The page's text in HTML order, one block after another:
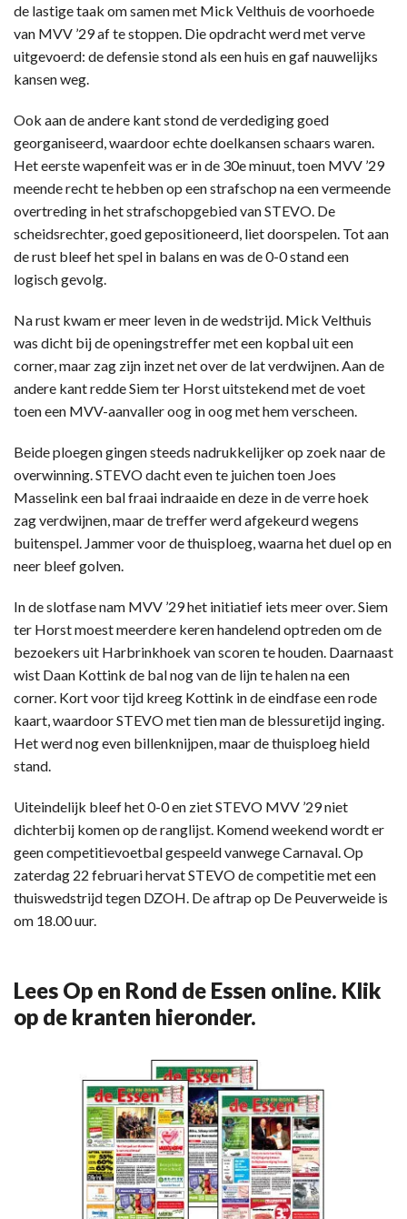
de lastige taak om samen met Mick Velthuis de voorhoede
van MVV ’29 af te stoppen. Die opdracht werd met verve
uitgevoerd: de defensie stond als een huis en gaf nauwelijks
kansen weg.
Ook aan de andere kant stond de verdediging goed
georganiseerd, waardoor echte doelkansen schaars waren.
Het eerste wapenfeit was er in de 30e minuut, toen MVV ’29
meende recht te hebben op een strafschop na een vermeende
overtreding in het strafschopgebied van STEVO. De
scheidsrechter, goed gepositioneerd, liet doorspelen. Tot aan
de rust bleef het spel in balans en was de 0-0 stand een
logisch gevolg.
Na rust kwam er meer leven in de wedstrijd. Mick Velthuis
was dicht bij de openingstreffer met een kopbal uit een
corner, maar zag zijn inzet net over de lat verdwijnen. Aan de
andere kant redde Siem ter Horst uitstekend met de voet
toen een MVV-aanvaller oog in oog met hem verscheen.
Beide ploegen gingen steeds nadrukkelijker op zoek naar de
overwinning. STEVO dacht even te juichen toen Joes
Masselink een bal fraai indraaide en deze in de verre hoek
zag verdwijnen, maar de treffer werd afgekeurd wegens
buitenspel. Jammer voor de thuisploeg, waarna het duel op en
neer bleef golven.
In de slotfase nam MVV ’29 het initiatief iets meer over. Siem
ter Horst moest meerdere keren handelend optreden om de
bezoekers uit Harbrinkhoek van scoren te houden. Daarnaast
wist Daan Kottink de bal nog van de lijn te halen na een
corner. Kort voor tijd kreeg Kottink in de eindfase een rode
kaart, waardoor STEVO met tien man de blessuretijd inging.
Het werd nog even billenknijpen, maar de thuisploeg hield
stand.
Uiteindelijk bleef het 0-0 en ziet STEVO MVV ’29 niet
dichterbij komen op de ranglijst. Komend weekend wordt er
geen competitievoetbal gespeeld vanwege Carnaval. Op
zaterdag 22 februari hervat STEVO de competitie met een
thuiswedstrijd tegen DZOH. De aftrap op De Peuverweide is
om 18.00 uur.
Lees Op en Rond de Essen online. Klik
op de kranten hieronder.